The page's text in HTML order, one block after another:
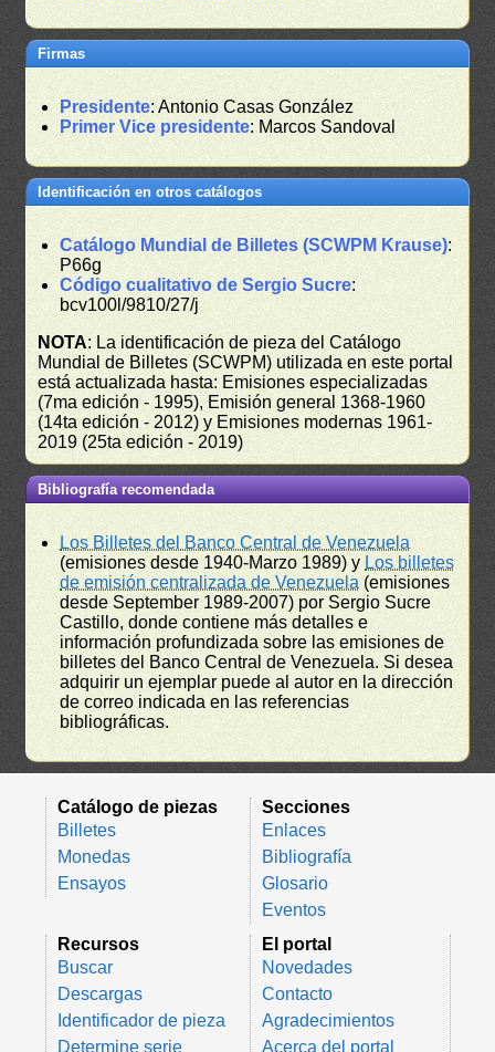
Firmas
Presidente: Antonio Casas González
Primer Vice presidente: Marcos Sandoval
Identificación en otros catálogos
Catálogo Mundial de Billetes (SCWPM Krause):
P66g
Código cualitativo de Sergio Sucre:
bcv100l/9810/27/j
NOTA: La identificación de pieza del Catálogo
Mundial de Billetes (SCWPM) utilizada en este portal
está actualizada hasta: Emisiones especializadas
(7ma edición - 1995), Emisión general 1368-1960
(14ta edición - 2012) y Emisiones modernas 1961-
2019 (25ta edición - 2019)
Bibliografía recomendada
Los Billetes del Banco Central de Venezuela
(emisiones desde 1940-Marzo 1989) y Los billetes
de emisión centralizada de Venezuela (emisiones
desde September 1989-2007) por Sergio Sucre
Castillo, donde contiene más detalles e
información profundizada sobre las emisiones de
billetes del Banco Central de Venezuela. Si desea
adquirir un ejemplar puede al autor en la dirección
de correo indicada en las referencias
bibliográficas.
Catálogo de piezas
Billetes
Monedas
Ensayos
Secciones
Enlaces
Bibliografía
Glosario
Eventos
Recursos
Buscar
Descargas
Identificador de pieza
Determine serie
El portal
Novedades
Contacto
Agradecimientos
Acerca del portal